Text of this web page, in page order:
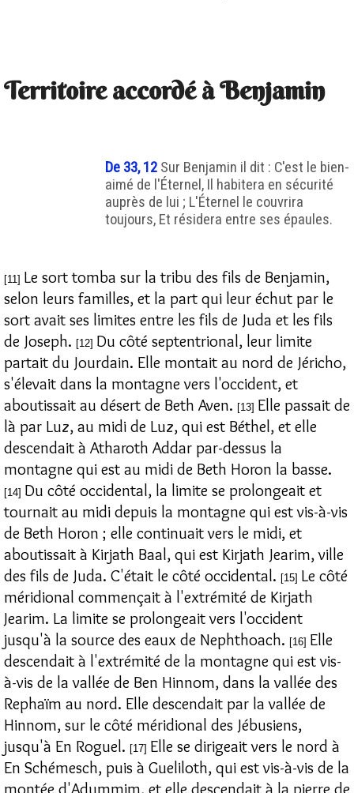
Territoire accordé à Benjamin
De 33, 12 Sur Benjamin il dit : C'est le bien-
aimé de l'Éternel, Il habitera en sécurité
auprès de lui ; L'Éternel le couvrira
toujours, Et résidera entre ses épaules.
[11] Le sort tomba sur la tribu des fils de Benjamin,
selon leurs familles, et la part qui leur échut par le
sort avait ses limites entre les fils de Juda et les fils
de Joseph. [12] Du côté septentrional, leur limite
partait du Jourdain. Elle montait au nord de Jéricho,
s'élevait dans la montagne vers l'occident, et
aboutissait au désert de Beth Aven. [13] Elle passait de
là par Luz, au midi de Luz, qui est Béthel, et elle
descendait à Atharoth Addar par-dessus la
montagne qui est au midi de Beth Horon la basse.
[14] Du côté occidental, la limite se prolongeait et
tournait au midi depuis la montagne qui est vis-à-vis
de Beth Horon ; elle continuait vers le midi, et
aboutissait à Kirjath Baal, qui est Kirjath Jearim, ville
des fils de Juda. C'était le côté occidental. [15] Le côté
méridional commençait à l'extrémité de Kirjath
Jearim. La limite se prolongeait vers l'occident
jusqu'à la source des eaux de Nephthoach. [16] Elle
descendait à l'extrémité de la montagne qui est vis-
à-vis de la vallée de Ben Hinnom, dans la vallée des
Rephaïm au nord. Elle descendait par la vallée de
Hinnom, sur le côté méridional des Jébusiens,
jusqu'à En Roguel. [17] Elle se dirigeait vers le nord à
En Schémesch, puis à Gueliloth, qui est vis-à-vis de la
montée d'Adummim, et elle descendait à la pierre de